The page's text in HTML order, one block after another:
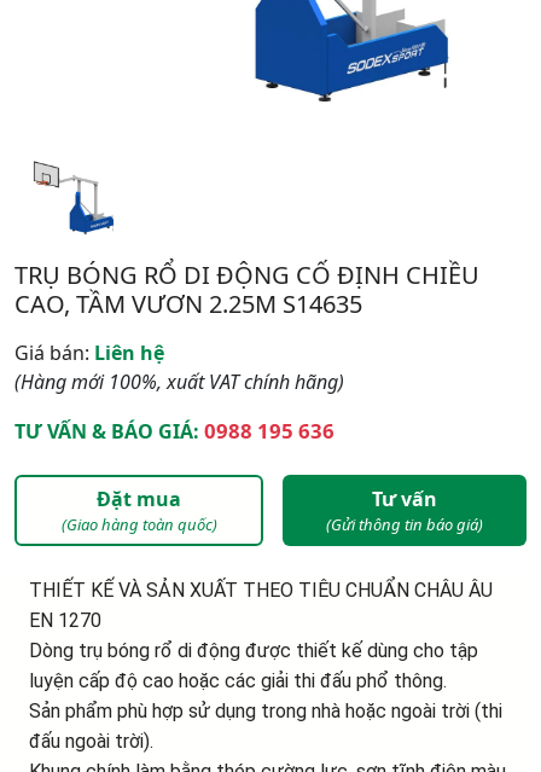
TRỤ BÓNG RỔ DI ĐỘNG CỐ ĐỊNH CHIỀU
CAO, TẦM VƯƠN 2.25M S14635
Giá bán: Liên hệ
(Hàng mới 100%, xuất VAT chính hãng)
TƯ VẤN & BÁO GIÁ: 0988 195 636
Đặt mua
(Giao hàng toàn quốc)
Tư vấn
(Gửi thông tin báo giá)
THIẾT KẾ VÀ SẢN XUẤT THEO TIÊU CHUẨN CHÂU ÂU
EN 1270
Dòng trụ bóng rổ di động được thiết kế dùng cho tập
luyện cấp độ cao hoặc các giải thi đấu phổ thông.
Sản phẩm phù hợp sử dụng trong nhà hoặc ngoài trời (thi
đấu ngoài trời).